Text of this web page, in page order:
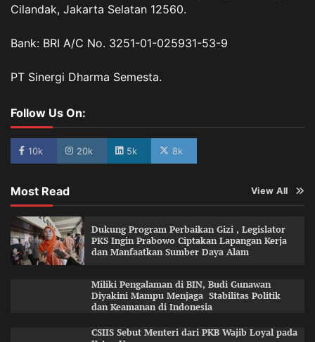
Cilandak, Jakarta Selatan 12560.
Bank: BRI A/C No. 3251-01-025931-53-9
PT Sinergi Dharma Semesta.
Follow Us On:
10k 20k 5k 8k
Most Read View All
Dukung Program Perbaikan Gizi , Legislator
PKS Ingin Prabowo Ciptakan Lapangan Kerja
dan Manfaatkan Sumber Daya Alam
Miliki Pengalaman di BIN, Budi Gunawan
Diyakini Mampu Menjaga Stabilitas Politik
dan Keamanan di Indonesia
CSIIS Sebut Menteri dari PKB Wajib Loyal pada